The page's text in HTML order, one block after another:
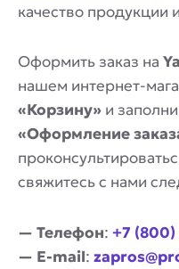
качество продукции
Оформить заказ на
нашем интернет-
«Корзину» и
«Оформление
свяжитесь с нами
— Телефон: +7
— E-mail: